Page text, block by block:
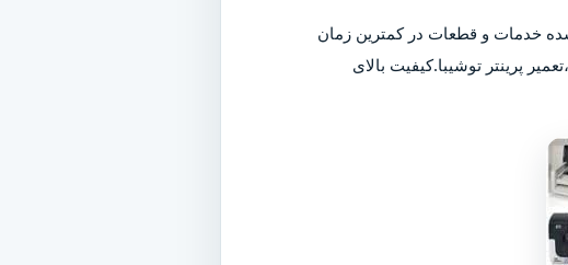
خدمات و قطعات در کمترین زمان
پرینتر توشیبا.کیفیت بالای